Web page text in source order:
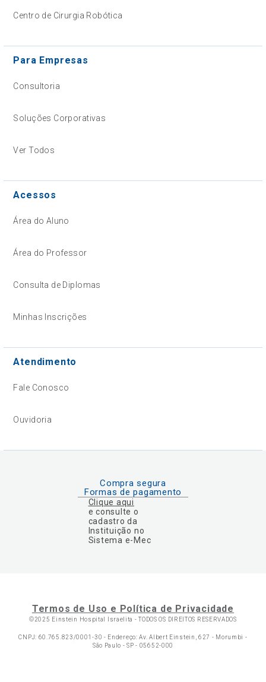
Centro de Cirurgia Robótica
Para Empresas
Consultoria
Soluções Corporativas
Ver Todos
Acessos
Área do Aluno
Área do Professor
Consulta de Diplomas
Minhas Inscrições
Atendimento
Fale Conosco
Ouvidoria
Compra segura
Formas de pagamento
Clique aqui
e consulte o
cadastro da
Instituição no
Sistema e-Mec
Termos de Uso e Política de Privacidade
©2025 Einstein Hospital Israelita -TODOS OS DIREITOS RESERVADOS
CNPJ: 60.765.823/0001-30 - Endereço: Av. Albert Einstein, 627 - Morumbi -
São Paulo - SP - 05652-000